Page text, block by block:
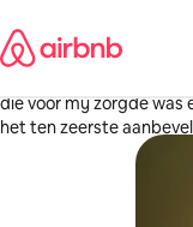
direct
naar
Parijs, Frankrijk
,
·maart 2026
Uitstekende massage,
die voor mij zorgde was
het ten zeerste